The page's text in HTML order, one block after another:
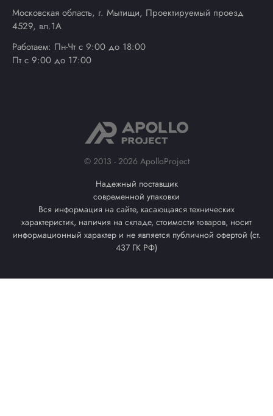
© 2013 - 2026 ApolloProject
Надежный поставщик
современной упаковки
Вся информация на сайте, касающаяся технических
характеристик, наличия на складе, стоимости товаров, носит
информационный характер и не является публичной офертой (ст.
437 ГК РФ)
Московская область, г. Мытищи, Проектируемый проезд
4529, вл.1А
Работаем: Пн-Чт с 9:00 до 18:00
Пт с 9:00 до 17:00